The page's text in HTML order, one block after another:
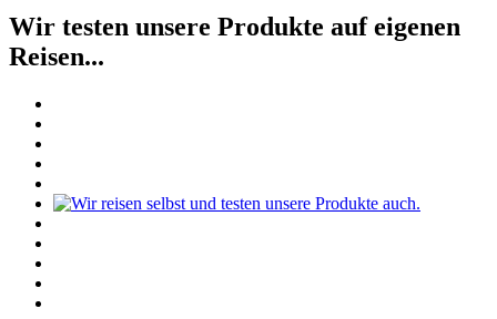
Wir testen unsere Produkte auf eigenen
Reisen...